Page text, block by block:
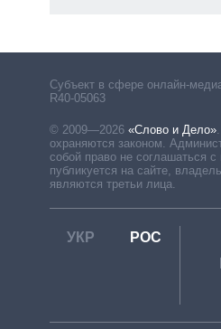
Субъект в сфере онлайн-
R40-05063
© 2009—2026 «Слово и Дело»
охраняются законом.
собой право не соглашаться
публикуется на сайте,
являются третьи лица.
УКР РОС